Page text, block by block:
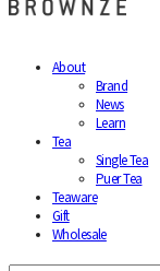
About
Brand
News
Learn
Tea
Single Tea
Puer Tea
Teaware
Gift
Wholesale